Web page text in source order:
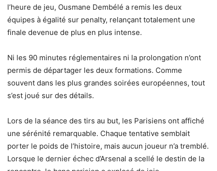
l’heure de jeu, Ousmane Dembélé a remis les deux
équipes à égalité sur penalty, relançant totalement une
finale devenue de plus en plus intense.
Ni les 90 minutes réglementaires ni la prolongation n’ont
permis de départager les deux formations. Comme
souvent dans les plus grandes soirées européennes, tout
s’est joué sur des détails.
Lors de la séance des tirs au but, les Parisiens ont affiché
une sérénité remarquable. Chaque tentative semblait
porter le poids de l’histoire, mais aucun joueur n’a tremblé.
Lorsque le dernier échec d’Arsenal a scellé le destin de la